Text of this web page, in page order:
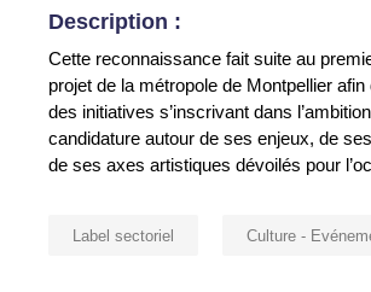
Description :
Cette reconnaissance fait suite au
projet de la métropole de Montpellier afin
des initiatives s’inscrivant dans
candidature autour de ses enjeux, de
de ses axes artistiques dévoilés pour
Label sectoriel Culture -